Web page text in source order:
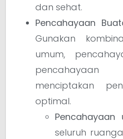
dan sehat.
Pencahayaan
Gunakan
umum,
menciptakan
optimal.
Pencahayaan
seluruh